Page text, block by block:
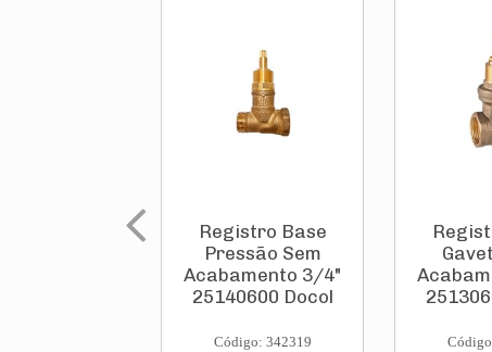
Registro Base
Pressão Sem
Acabamento 3/4"
25140600 Docol
Código: 342319